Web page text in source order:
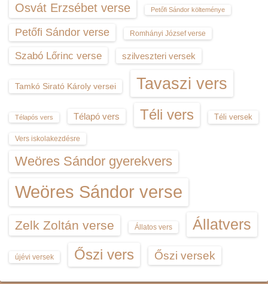
Osvát Erzsébet verse Petőfi Sándor költeménye
Petőfi Sándor verse Romhányi József verse
Szabó Lőrinc verse szilveszteri versek
Tamkó Sirató Károly versei Tavaszi vers
Télapós vers Télapó vers Téli vers Téli versek
Vers iskolakezdésre
Weöres Sándor gyerekvers
Weöres Sándor verse
Zelk Zoltán verse Állatos vers Állatvers
újévi versek Őszi vers Őszi versek